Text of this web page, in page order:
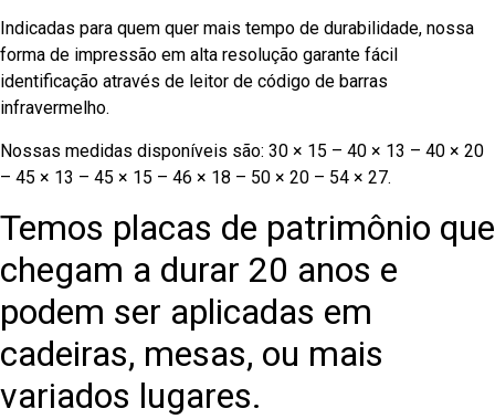
Indicadas para quem quer mais tempo de durabilidade, nossa
forma de impressão em alta resolução garante fácil
identificação através de leitor de código de barras
infravermelho.
Nossas medidas disponíveis são: 30 × 15 – 40 × 13 – 40 × 20
– 45 × 13 – 45 × 15 – 46 × 18 – 50 × 20 – 54 × 27.
Temos placas de patrimônio que
chegam a durar 20 anos e
podem ser aplicadas em
cadeiras, mesas, ou mais
variados lugares.